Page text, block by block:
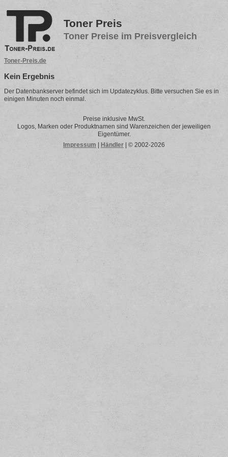
Toner Preis
Toner Preise im Preisvergleich
Toner-Preis.de
Kein Ergebnis
Der Datenbankserver befindet sich im Updatezyklus. Bitte versuchen Sie es in
einigen Minuten noch einmal.
Preise inklusive MwSt.
Logos, Marken oder Produktnamen sind Warenzeichen der jeweiligen
Eigentümer.
Impressum
Händler | © 2002-2026